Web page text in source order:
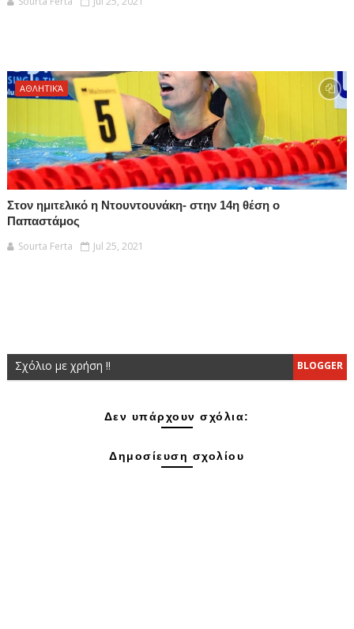
ΑΘΛΗΤΙΚΆ
Στον ημιτελικό η Ντουντουνάκη- στην 14η θέση ο
Παπαστάμος
Sourta Ferta
Jul 25, 2021
BLOGGER
Σχόλιο με χρήση !!
Δεν υπάρχουν σχόλια:
Δημοσίευση σχολίου